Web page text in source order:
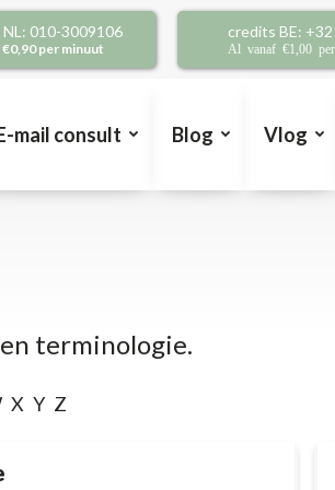
010-3009106
per minuut
credits BE:
Al vanaf €1,00
mail consult Blog Vlog
terminologie.
X Y Z